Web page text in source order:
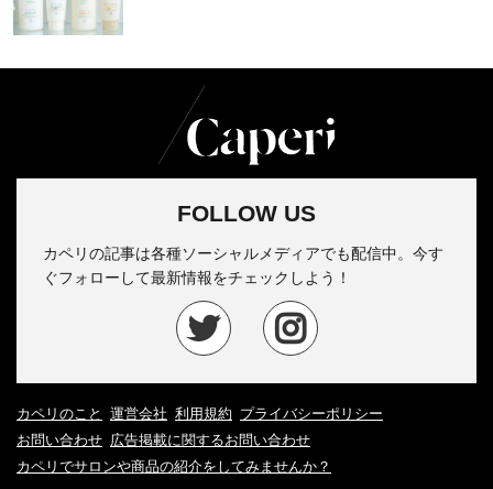
FOLLOW US
カペリの記事は各種ソーシャルメディアでも配信中。今す
ぐフォローして最新情報をチェックしよう！
カペリのこと 運営会社 利用規約 プライバシーポリシー
お問い合わせ 広告掲載に関するお問い合わせ
カペリでサロンや商品の紹介をしてみませんか？